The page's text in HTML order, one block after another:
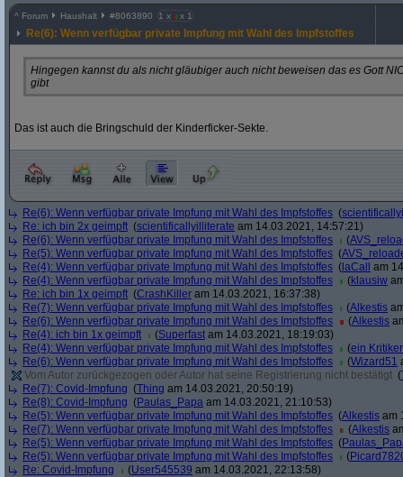
^ Forum Haushalt #8063890 1 x x 1
Re(6): Wenn verfügbar private Impfung mit Wahl des Impfstoffes
Hingegen kannst du als nicht gläubiger auch nicht beweisen das es Gott
gibt
Das ist auch die Bringschuld der Kinderficker-Sekte.
Re(6): Wenn verfügbar private Impfung mit Wahl des Impfstoffes (
Re: ich bin 2x geimpft (scientificallyilliterate am 14.03.2021, 14:57:21)
Re(6): Wenn verfügbar private Impfung mit Wahl des Impfstoffes
(
Re(5): Wenn verfügbar private Impfung mit Wahl des Impfstoffes (
Re(4): Wenn verfügbar private Impfung mit Wahl des Impfstoffes ( laCall
am
Re(4): Wenn verfügbar private Impfung mit Wahl des Impfstoffes
(klausiw
Re: ich bin 1x geimpft (CrashKiller am 14.03.2021, 16:37:38)
Re(7): Wenn verfügbar private Impfung mit Wahl des Impfstoffes
(Alkestis
Re(6): Wenn verfügbar private Impfung mit Wahl des Impfstoffes
(Alkestis
Re(4): ich bin 1x geimpft
(Superfast am 14.03.2021, 18:19:03)
Re(4): Wenn verfügbar private Impfung mit Wahl des Impfstoffes
(ein Kritiker
Re(6): Wenn verfügbar private Impfung mit Wahl des Impfstoffes
(Wizard51
Vom Autor zurückgezogen oder Autor hat seine Registrierung nicht bestätigt (
Re(7): Covid-Impfung (Thing am 14.03.2021, 20:50:19)
Re(8): Covid-Impfung (Paulas_Papa am 14.03.2021, 21:10:53)
Re(5): Wenn verfügbar private Impfung mit Wahl des Impfstoffes (Alkestis am
Re(7): Wenn verfügbar private Impfung mit Wahl des Impfstoffes
(Alkestis
Re(5): Wenn verfügbar private Impfung mit Wahl des Impfstoffes (
Re(5): Wenn verfügbar private Impfung mit Wahl des Impfstoffes
(
Re: Covid-Impfung
(User545539 am 14.03.2021, 22:13:58)